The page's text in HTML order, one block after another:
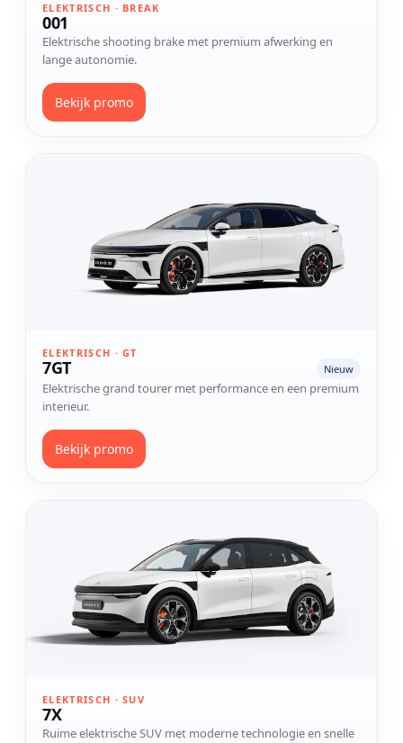
ELEKTRISCH · BREAK
001
Elektrische shooting brake met premium afwerking en
lange autonomie.
Bekijk promo
ELEKTRISCH · GT
7GT Nieuw
Elektrische grand tourer met performance en een premium
interieur.
Bekijk promo
ELEKTRISCH · SUV
7X
Ruime elektrische SUV met moderne technologie en snelle